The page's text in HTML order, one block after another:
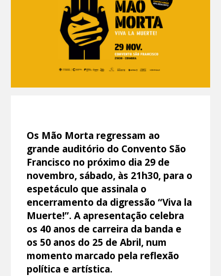
Os Mão Morta regressam ao
grande auditório do Convento São
Francisco no próximo dia 29 de
novembro, sábado, às 21h30, para o
espetáculo que assinala o
encerramento da digressão “Viva la
Muerte!”. A apresentação celebra
os 40 anos de carreira da banda e
os 50 anos do 25 de Abril, num
momento marcado pela reflexão
política e artística.